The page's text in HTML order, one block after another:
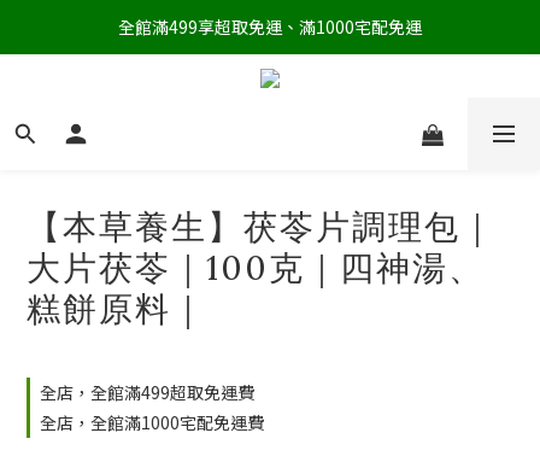
全館滿499享超取免運、滿1000宅配免運
【本草養生】茯苓片調理包｜
大片茯苓｜100克｜四神湯、
糕餅原料｜
全店，全館滿499超取免運費
全店，全館滿1000宅配免運費